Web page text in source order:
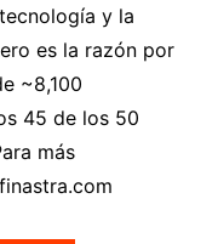
y la
es la razón por
~8,100
45 de los 50
más